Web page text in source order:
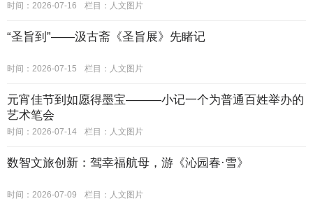
时间：2026-07-16 栏目： 人文图片
“圣旨到”——汲古斋《圣旨展》先睹记
时间：2026-07-15 栏目： 人文图片
元宵佳节到如愿得墨宝———小记一个为普通百姓举办的
艺术笔会
时间：2026-07-14 栏目： 人文图片
数智文旅创新：驾幸福航母，游《沁园春·雪》
时间：2026-07-09 栏目： 人文图片